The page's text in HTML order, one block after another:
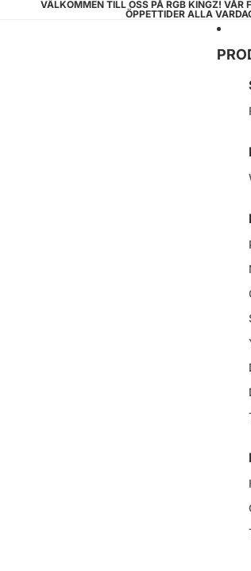
VÄLKOMMEN TILL OSS PÅ RGB KINGZ! VÅR
ÖPPETTIDER ALLA